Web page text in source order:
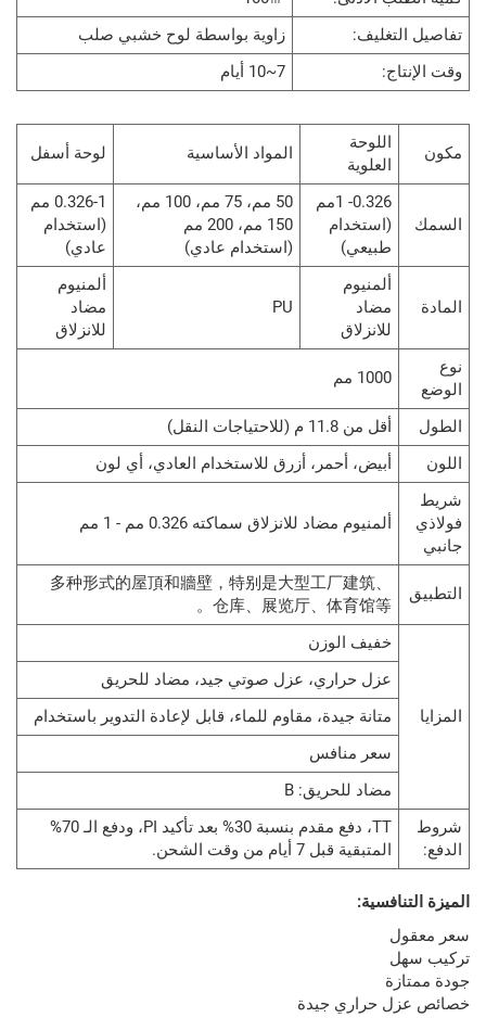
زاوية بواسطة لوح خشبي صلب
اللوحة
العلوية
المواد الأساسية لوحة أسفل
(استخدام
50 مم، 75 مم، 100 مم،
150 مم، 200 مم
(استخدام عادي)
(استخدام
عادي)
مضاد
PU
1000 مم
أقل من 11.8 م (للاحتياجات النقل)
أبيض، أحمر، أزرق للاستخدام العادي، أي لون
ألمنيوم مضاد للانزلاق سماكته 0.326 مم - 1 مم
多种形式的屋頂和牆壁，特别是大型工厂建筑、
仓库、展览厅、体育馆等。
عزل حراري، عزل صوتي جيد، مضاد للحريق
متانة جيدة، مقاوم للماء، قابل لإعادة التدوير باستخدام
مضاد للحريق: B
TT، دفع مقدم بنسبة 30% بعد تأكيد PI، ودفع الـ 70%
المتبقية قبل 7 أيام من وقت الشحن.
حراري جيدة